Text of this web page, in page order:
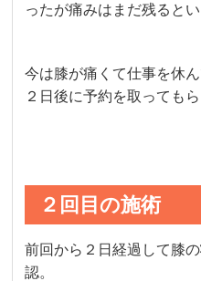
ったが痛みはまだ残るとい
今は膝が痛くて仕事を休
２日後に予約を取ってもら
２回目の施術
前回から２日経過して膝
認。